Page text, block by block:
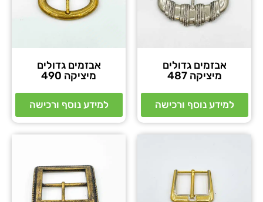
אבזמים גדולים
מיציקה 487
למידע נוסף ורכישה
אבזמים גדולים
מיציקה 490
למידע נוסף ורכישה